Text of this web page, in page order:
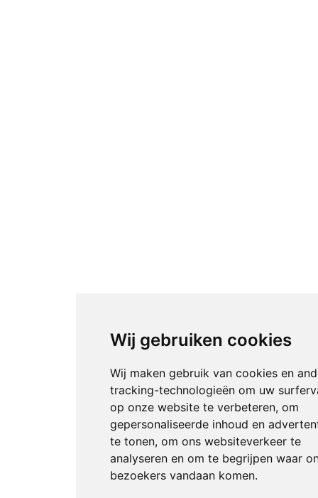
Wij gebruiken cookies
Wij maken gebruik van cookies en
tracking-technologieën om uw
op onze website te verbeteren, om
gepersonaliseerde inhoud en
te tonen, om ons websiteverkeer te
analyseren en om te begrijpen waar
bezoekers vandaan komen.